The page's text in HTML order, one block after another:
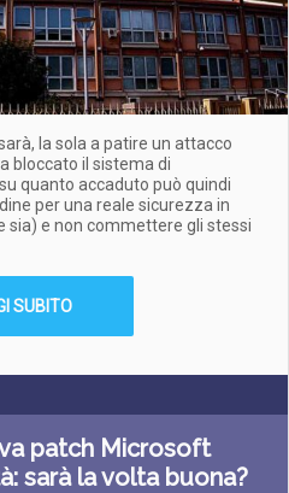
la sola a patire un attacco
bloccato il sistema di
quanto accaduto può quindi
per una reale sicurezza in
sia) e non commettere gli stessi
SUBITO
patch Microsoft
sarà la volta buona?